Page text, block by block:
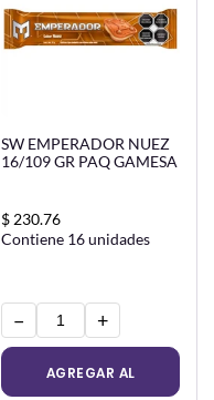
SW EMPERADOR NUEZ
16/109 GR PAQ GAMESA
$ 230.76
Contiene 16 unidades
− +
AGREGAR AL